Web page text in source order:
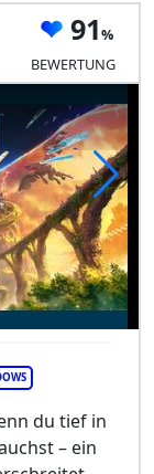
91
BEWERTUNG
Fiction
du tief in
– ein